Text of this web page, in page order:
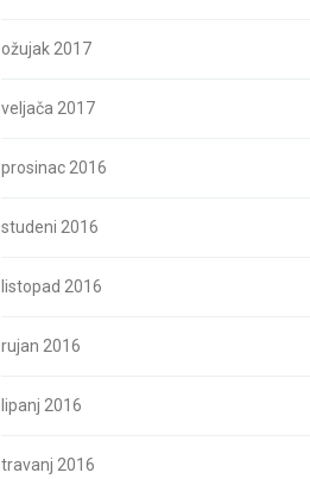
ožujak 2017
veljača 2017
prosinac 2016
studeni 2016
listopad 2016
rujan 2016
lipanj 2016
travanj 2016